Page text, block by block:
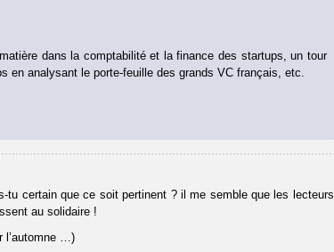
dans la comptabilité et la finance des startups, un tour
en analysant le porte-feuille des grands VC français, etc.
tu certain que ce soit pertinent ? il me semble que les lecteurs
au solidaire !
l’automne …)